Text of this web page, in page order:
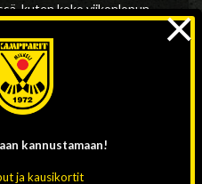
kuten koko viikonlopun
vire kauden alla vaikuttaa
viimeisen ottelunsa
Kampparijoukkueen
olevaPorvoon Akilles.
seurattavissa finbandyn
live.php
kannustamaan!
ja kausikortit
×